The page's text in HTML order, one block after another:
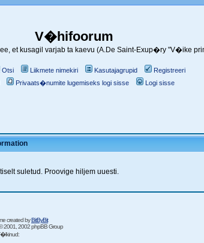
V�hifoorum
et kusagil varjab ta kaevu (A.De Saint-Exup�ry "V�ike
Otsi Liikmete nimekiri Kasutajagrupid
Registreeri
Privaats�numite lugemiseks logi sisse Logi sisse
suletud. Proovige hiljem uuesti.
created byBitByBit
2001, 2002 phpBB Group